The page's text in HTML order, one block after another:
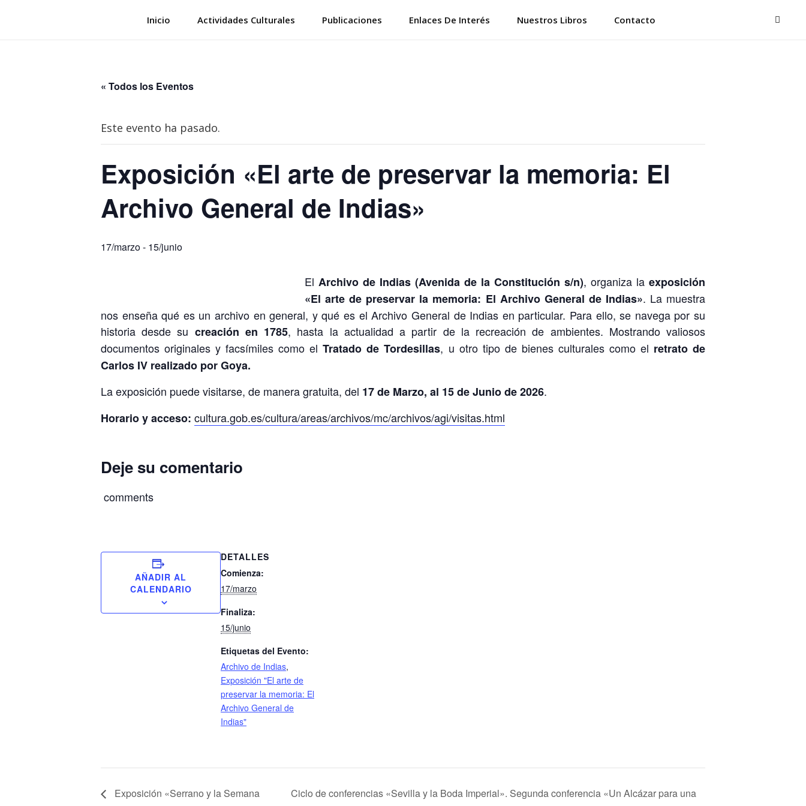
Inicio Actividades Culturales Publicaciones Enlaces De Interés Nuestros Libros Contacto
« Todos los Eventos
Este evento ha pasado.
Exposición «El arte de preservar la memoria: El
Archivo General de Indias»
17/marzo- 15/junio
El Archivo de Indias (Avenida de la Constitución s/n), organiza la exposición
«El arte de preservar la memoria: El Archivo General de Indias». La muestra
nos enseña qué es un archivo en general, y qué es el Archivo General de Indias en particular. Para ello, se navega por su
historia desde su creación en 1785, hasta la actualidad a partir de la recreación de ambientes. Mostrando valiosos
documentos originales y facsímiles como elTratado de Tordesillas, u otro tipo de bienes culturales como el retrato de
Carlos IV realizado por Goya.
La exposición puede visitarse, de manera gratuita, del 17 de Marzo, al 15 de Junio de 2026.
Horario y acceso: cultura.gob.es/cultura/areas/archivos/mc/archivos/agi/visitas.html
Deje su comentario
comments
AÑADIR AL
CALENDARIO
DETALLES
Comienza:
17/marzo
Finaliza:
15/junio
Etiquetas del Evento:
Archivo de Indias,
Exposición "El arte de
preservar la memoria: El
Archivo General de
Indias"
Exposición «Serrano y la Semana
Ciclo de conferencias «Sevilla y la Boda Imperial». Segunda conferencia «Un Alcázar para una